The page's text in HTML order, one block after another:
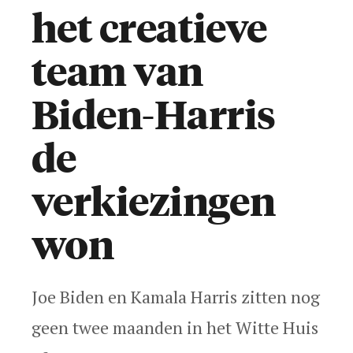
+31 (0)23 890 20 80
  
het creatieve
team van
Biden-Harris
de
verkiezingen
won
Joe Biden en Kamala Harris zitten nog
geen twee maanden in het Witte Huis